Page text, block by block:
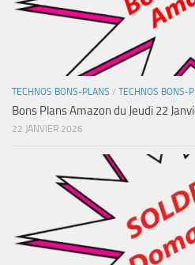
TECHNOS BONS-PLANS / TECHNOS BONS-
Bons Plans Amazon du Jeudi 22
22 JANVIER 2026